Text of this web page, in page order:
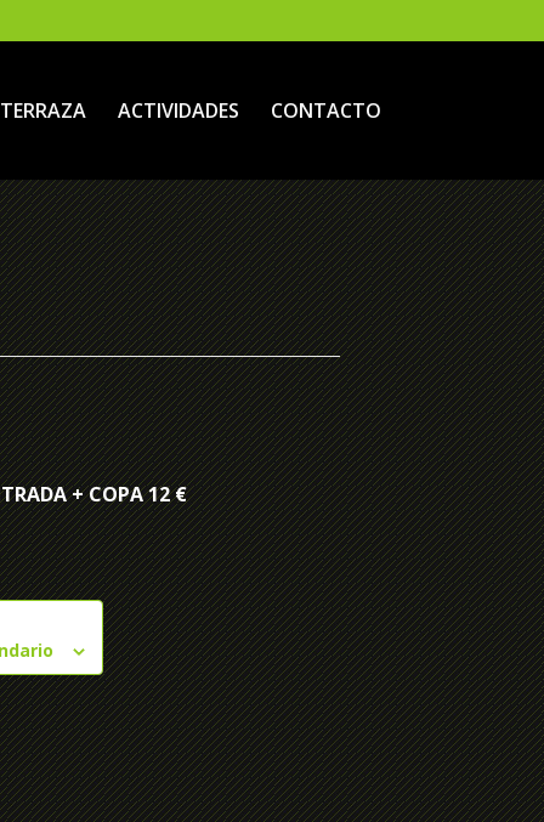
TERRAZA ACTIVIDADES CONTACTO
+ COPA 12 €